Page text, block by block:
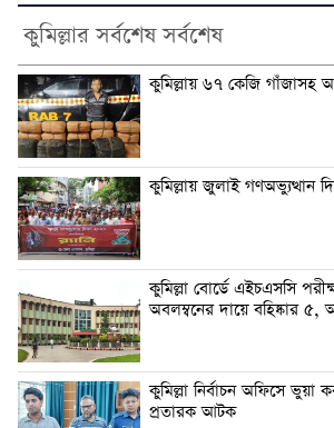
কুমিল্লার সর্বশেষ সর্বশেষ
কুমিল্লায় ৬৭ কেজি গাঁজাসহ
কুমিল্লায় জুলাই গণঅভ্যুত্থান
কুমিল্লা বোর্ডে এইচএসসি
অবলম্বনের দায়ে বহিষ্কার
কুমিল্লা নির্বাচন অফিসে
প্রতারক আটক